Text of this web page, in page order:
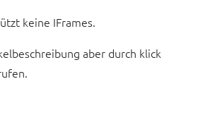
keine IFrames.
aber durch klick